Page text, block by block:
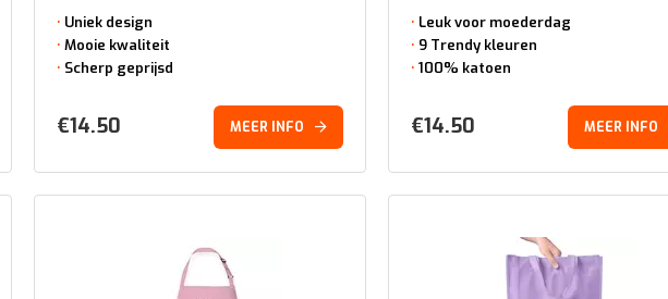
Uniek design
Mooie kwaliteit
Scherp geprijsd
€14.50 MEER INFO
Leuk voor moederdag
9 Trendy kleuren
100% katoen
€14.50 MEER INFO